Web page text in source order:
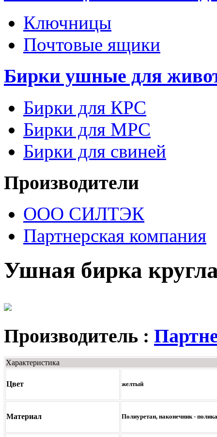
Ключницы
Почтовые ящики
Бирки ушные для
Бирки для КРС
Бирки для МРС
Бирки для свиней
Производители
ООО СИЛТЭК
Партнерская компания
Ушная бирка
Производитель :
Характеристика
Цвет желтый
Материал Полиуретан, наконечник -